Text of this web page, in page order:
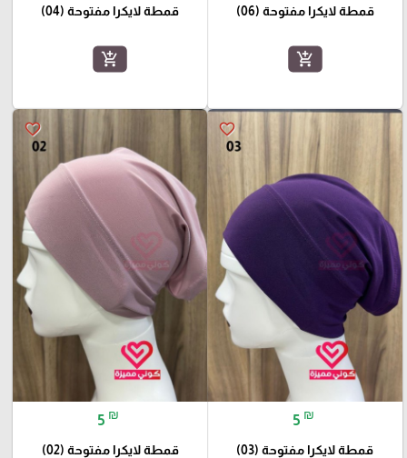
قمطة لايكرا مفتوحة (06)
add_shopping_cart
قمطة لايكرا مفتوحة (04)
add_shopping_cart
favorite_border
5 ₪
قمطة لايكرا مفتوحة (03)
favorite_border
5 ₪
قمطة لايكرا مفتوحة (02)